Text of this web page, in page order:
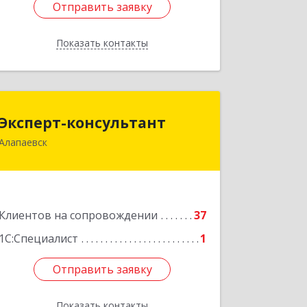
Отправить заявку
Показать контакты
Отправить заявку
Назад
консультант
Клиентов на сопровождении
37
1С:Специалист
1
Отправить заявку
624600, Свердловская обл, Алапаевск
Подробнее
Отправить заявку